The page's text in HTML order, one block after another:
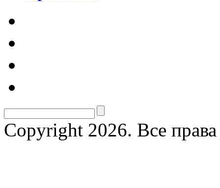
Copyright 2026. Все